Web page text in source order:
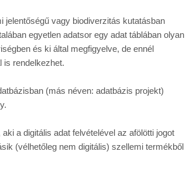
jelentőségű vagy biodiverzitás kutatásban
egyetlen adatsor egy adat táblában olyan
és ki által megfigyelve, de ennél
is rendelkezhet.
(más néven: adatbázis projekt)
a digitális adat felvételével az afölötti jogot
(vélhetőleg nem digitális) szellemi termékből